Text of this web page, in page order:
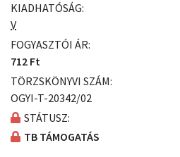
KIADHATÓSÁG:
V
FOGYASZTÓI ÁR:
712 Ft
TÖRZSKÖNYVI SZÁM:
OGYI-T-20342/02
STÁTUSZ:
TB TÁMOGATÁS